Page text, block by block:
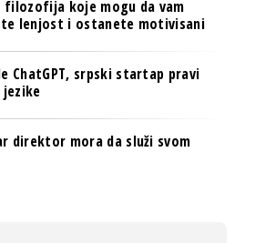
filozofija koje mogu da vam
lenjost i ostanete motivisani
ChatGPT, srpski startap pravi
direktor mora da služi svom